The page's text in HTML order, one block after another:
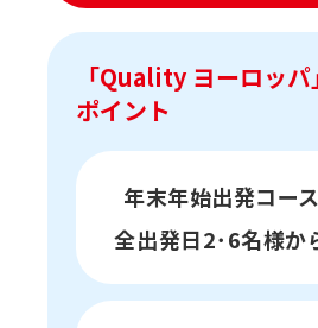
「Quality ヨーロッ
ポイント
年末年始出発コー
全出発日2･6名様か